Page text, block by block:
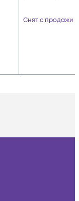
Снят с продажи